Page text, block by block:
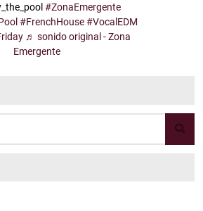
#ZonaEmergente
#FrenchHouse #VocalEDM
♬ sonido original - Zona
Emergente